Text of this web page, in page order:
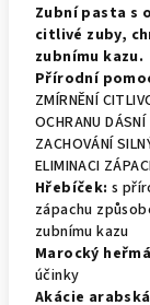
Zubní pasta s
citlivé zuby,
zubnímu kazu.
Přírodní
ZMÍRNĚNÍ
OCHRANU DÁSNÍ
ZACHOVÁNÍ
ELIMINACI
Hřebíček: s
zápachu
zubnímu kazu
Marocký
účinky
Akácie